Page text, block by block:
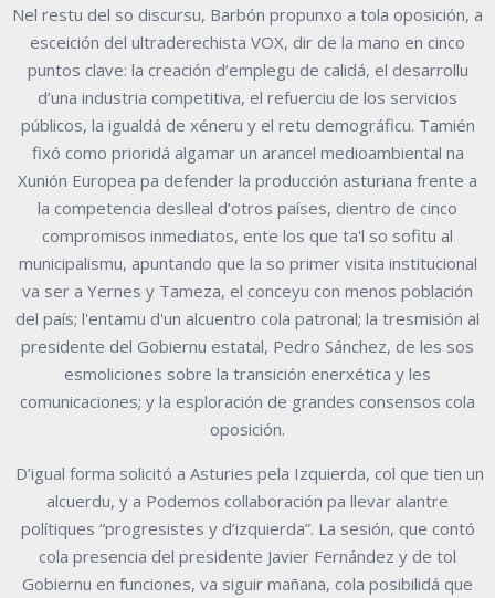
Nel restu del so discursu, Barbón propunxo a tola oposición, a
esceición del ultraderechista VOX, dir de la mano en cinco
puntos clave: la creación d’emplegu de calidá, el desarrollu
d’una industria competitiva, el refuerciu de los servicios
públicos, la igualdá de xéneru y el retu demográficu. Tamién
fixó como prioridá algamar un arancel medioambiental na
Xunión Europea pa defender la producción asturiana frente a
la competencia deslleal d’otros países, dientro de cinco
compromisos inmediatos, ente los que ta'l so sofitu al
municipalismu, apuntando que la so primer visita institucional
va ser a Yernes y Tameza, el conceyu con menos población
del país; l'entamu d'un alcuentro cola patronal; la tresmisión al
presidente del Gobiernu estatal, Pedro Sánchez, de les sos
esmoliciones sobre la transición enerxética y les
comunicaciones; y la esploración de grandes consensos cola
oposición.
D’igual forma solicitó a Asturies pela Izquierda, col que tien un
alcuerdu, y a Podemos collaboración pa llevar alantre
polítiques “progresistes y d’izquierda”. La sesión, que contó
cola presencia del presidente Javier Fernández y de tol
Gobiernu en funciones, va siguir mañana, cola posibilidá que